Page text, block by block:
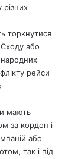
різних
торкнутися
або
рейси
мають
за кордон і
або
так і під